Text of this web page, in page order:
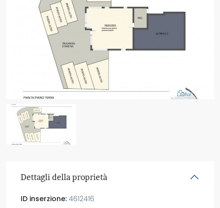
Dettagli della proprietà
ID inserzione: 4612416